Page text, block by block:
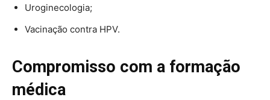
Uroginecologia;
Vacinação contra HPV.
Compromisso com a formação
médica